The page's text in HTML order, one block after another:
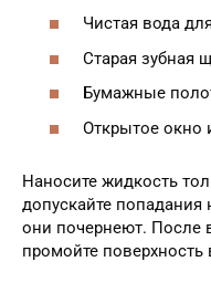
Чистая вода
Старая зубная
Бумажные
Открытое окно
Наносите жидкость
допускайте
они почернеют. После
промойте поверхность